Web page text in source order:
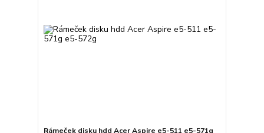
Rámeček disku hdd Acer Aspire e5-511 e5-571g